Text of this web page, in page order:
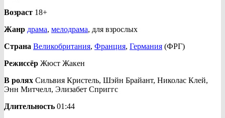
Возраст 18+
Жанр драма, мелодрама, для взрослых
Страна Великобритания, Франция, Германия (ФРГ)
Режиссёр Жюст Жакен
В ролях Сильвия Кристель, Шэйн Брайант, Николас Клей,
Энн Митчелл, Элизабет Сприггс
Длительность 01:44